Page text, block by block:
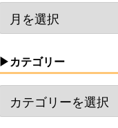
▶カテゴリー